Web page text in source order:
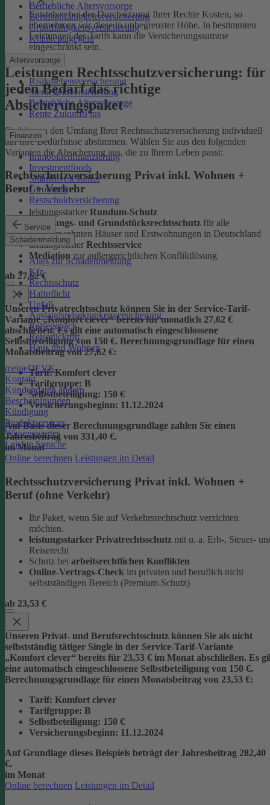
Betriebliche Altersvorsorge
Berufsunfähigkeitsversicherung
Grundfähigkeitsversicherung
Krankentagegeld
Altersvorsorge
Risikolebensversicherung
Sterbegeldversicherung
Betriebliche Altersvorsorge
Rente ZukunftPlus
Finanzen
Immobilienfinanzierung
Investmentfonds
SmartInvest Junior
Girokonto
Restschuldversicherung
Service
Schadenmeldung
Alles zur Schadenmeldung
Kfz
Rechtsschutz
Haftpflicht
Unfall
Auslandsreisekrankenversicherung
Reisegepäck
Reiserücktritt
Haus und Wohnen
meineDEVK
Kontakt
Kundendaten ändern
Bescheinigungen
Kündigung
Produktservices
Wissenswertes
Leichte Sprache
Entstehen bei der Durchsetzung Ihrer Rechte Kosten, so
übernehmen wir diese in unbegrenzter Höhe. In bestimmten
Leistungen des Tarifs kann die Versicherungssumme
eingeschränkt sein.
Leistungen Rechtsschutzversicherung: für
jeden Bedarf das richtige
Absicherungspaket
Sie können den Umfang Ihrer Rechtsschutzversicherung individuell
auf Ihre Bedürfnisse abstimmen. Wählen Sie aus den folgenden
Varianten die Absicherung aus, die zu Ihrem Leben passt:
Rechtsschutzversicherung Privat inkl. Wohnen +
Beruf + Verkehr
leistungsstarker Rundum-Schutz
Wohnungs- und Grundstücksrechtsschutz für alle
selbstbewohnten Häuser und Erstwohnungen in Deutschland
umfangreicher Rechtsservice
Mediation zur außergerichtlichen Konfliktlösung
ab 27,62 €
Unseren Privatrechtsschutz können Sie in der Service-Tarif-
Variante „Komfort clever“ bereits für monatlich 27,62 €
abschließen. Es gilt eine automatisch eingeschlossene
Selbstbeteiligung von 150 €. Berechnungsgrundlage für einen
Monatsbeitrag von 27,62 €:
Tarif: Komfort clever
Tarifgruppe: B
Selbstbeteiligung: 150 €
Versicherungsbeginn: 11.12.2024
Auf Basis dieser Berechnungsgrundlage zahlen Sie einen
Jahresbeitrag von 331,40 €.
im Monat
Online berechnen Leistungen im Detail
Rechtsschutzversicherung Privat inkl. Wohnen +
Beruf (ohne Verkehr)
Ihr Paket, wenn Sie auf Verkehrsrechtschutz verzichten
möchten.
leistungsstarker Privatrechtsschutz mit u. a. Erb-, Steuer-
Reiserecht
Schutz bei arbeitsrechtlichen Konflikten
Online-Vertrags-Check im privaten und beruflich nicht
selbstständigen Bereich (Premium-Schutz)
ab 23,53 €
Unseren Privat- und Berufsrechtsschutz können Sie als nicht
selbstständig tätiger Single in der Service-Tarif-Variante
„Komfort clever“ bereits für 23,53 € im Monat abschließen. Es
eine automatisch eingeschlossene Selbstbeteiligung von 150 €.
Berechnungsgrundlage für einen Monatsbeitrag von 23,53 €:
Tarif: Komfort clever
Tarifgruppe: B
Selbstbeteiligung: 150 €
Versicherungsbeginn: 11.12.2024
Auf Grundlage dieses Beispiels beträgt der Jahresbeitrag 282,40
€.
im Monat
Online berechnen Leistungen im Detail